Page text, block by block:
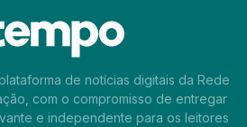
de notícias digitais da Rede
com o compromisso de entregar
e independente para os leitores